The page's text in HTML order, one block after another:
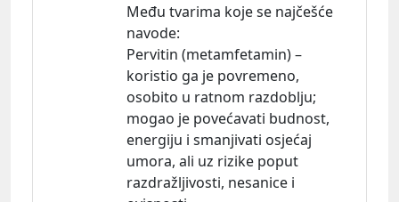
Među tvarima koje se najčešće
navode:
Pervitin (metamfetamin) –
koristio ga je povremeno,
osobito u ratnom razdoblju;
mogao je povećavati budnost,
energiju i smanjivati osjećaj
umora, ali uz rizike poput
razdražljivosti, nesanice i